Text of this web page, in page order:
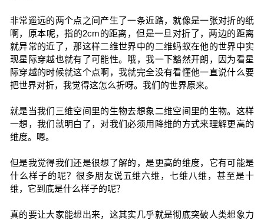
非常遥远的两个点之间产生了一条近路，就像是一张对折的纸
啊，原本呢，指的2cm的距离，但是一旦对折了，两边的距离
就异常的近了，那这样二维世界中的二维蚂蚁在他的世界中实
现星际穿越也就有了可能性。哦，我一下豁然开朗，因为看星
际穿越的时候就这个点啊，我就完全没有看懂他一直说什么要
把世界对折，我觉得这怎么折呀。我们的世界原来。
就是当我们三维空间里的生物去想象二维空间里的生物。这样
一想，我们就明白了，对我们必须用降维的方式来理解更高的
维度。嗯。
但是我觉得我们还是很想了解的，是更高的维度，它有可能是
什么样子的呢？很多朋友说五维六维，七维八维，甚至是十
维，它到底是什么样子的呢？
真的要让大家能想出来，这其实几乎就是彻底突破人类想象力